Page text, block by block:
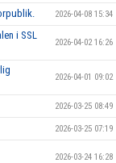
2026-04-08 15:34
i SSL
2026-04-02 16:26
2026-04-01 09:02
2026-03-25 08:49
2026-03-25 07:19
2026-03-24 16:28